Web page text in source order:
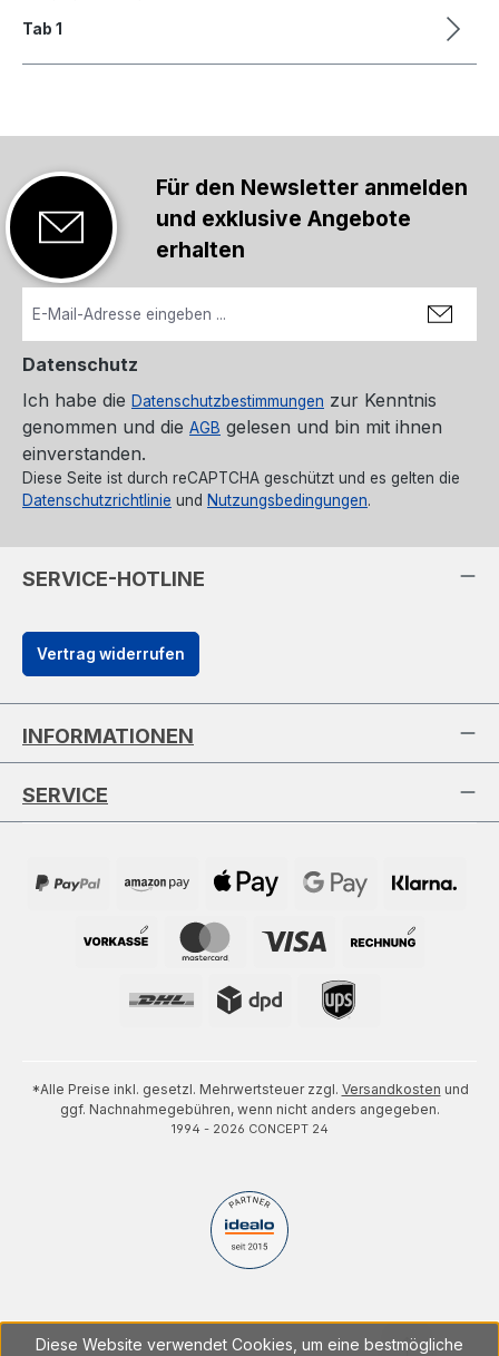
Tab 1
Für den Newsletter anmelden
und exklusive Angebote
erhalten
Datenschutz
Ich habe die Datenschutzbestimmungen zur Kenntnis
genommen und die AGB gelesen und bin mit ihnen
einverstanden.
Diese Seite ist durch reCAPTCHA geschützt und es gelten die
Datenschutzrichtlinie und Nutzungsbedingungen.
SERVICE-HOTLINE
Vertrag widerrufen
INFORMATIONEN
SERVICE
*Alle Preise inkl. gesetzl. Mehrwertsteuer zzgl. Versandkosten und
ggf. Nachnahmegebühren, wenn nicht anders angegeben.
1994 - 2026 CONCEPT 24
Diese Website verwendet Cookies, um eine bestmögliche